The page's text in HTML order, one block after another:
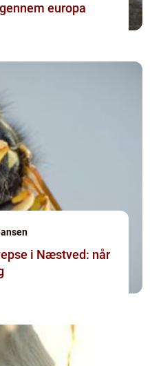
europa
i Næstved: når